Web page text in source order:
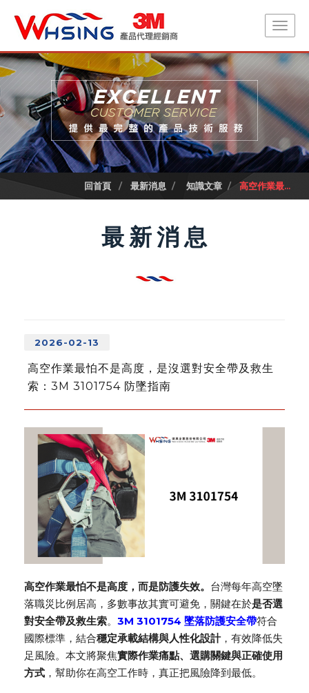
回首頁 最新消息 知識文章 高空作業最...
最新消息
2026-02-13
高空作業最怕不是高度，是沒選對安全帶及救生
索：3M 3101754 防墜指南
高空作業最怕不是高度，而是防護失效。 台灣每年高空墜
落職災比例居高，多數事故其實可避免，關鍵在於是否選
對安全帶及救生索。 3M 3101754 墜落防護安全帶符合
國際標準，結合穩定承載結構與人性化設計，有效降低失
足風險。本文將聚焦實際作業痛點、選購關鍵與正確使用
方式 ，幫助你在高空工作時，真正把風險降到最低。